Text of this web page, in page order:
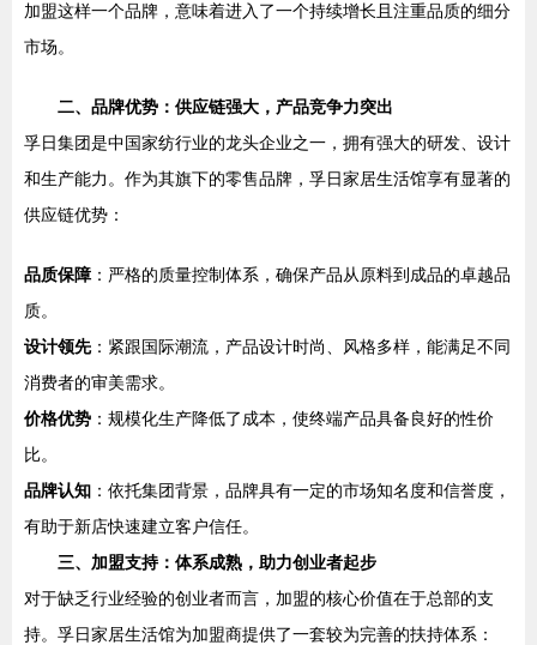
加盟这样一个品牌，意味着进入了一个持续增长且注重品质的细分
市场。
二、品牌优势：供应链强大，产品竞争力突出
孚日集团是中国家纺行业的龙头企业之一，拥有强大的研发、设计
和生产能力。作为其旗下的零售品牌，孚日家居生活馆享有显著的
供应链优势：
品质保障 ：严格的质量控制体系，确保产品从原料到成品的卓越品
质。
设计领先：紧跟国际潮流，产品设计时尚、风格多样，能满足不同
消费者的审美需求。
价格优势 ：规模化生产降低了成本，使终端产品具备良好的性价
比。
品牌认知 ：依托集团背景，品牌具有一定的市场知名度和信誉度，
有助于新店快速建立客户信任。
三、加盟支持：体系成熟，助力创业者起步
对于缺乏行业经验的创业者而言，加盟的核心价值在于总部的支
持。孚日家居生活馆为加盟商提供了一套较为完善的扶持体系：